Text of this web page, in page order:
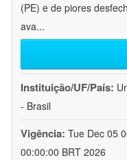
(PE) e de piores
ava...
Instituição/UF/País:
- Brasil
Vigência: Tue Dec 05
00:00:00 BRT 2026